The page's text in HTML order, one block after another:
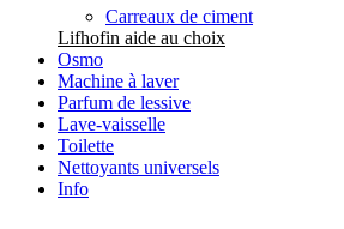
Carreaux de ciment
Lifhofin aide au choix
Osmo
Machine à laver
Parfum de lessive
Lave-vaisselle
Toilette
Nettoyants universels
Info